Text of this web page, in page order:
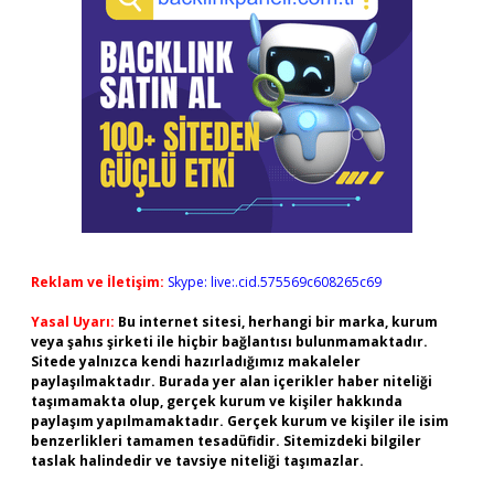
Reklam ve İletişim: Skype: live:.cid.575569c608265c69
Yasal Uyarı: Bu internet sitesi, herhangi bir marka, kurum
veya şahıs şirketi ile hiçbir bağlantısı bulunmamaktadır.
Sitede yalnızca kendi hazırladığımız makaleler
paylaşılmaktadır. Burada yer alan içerikler haber niteliği
taşımamakta olup, gerçek kurum ve kişiler hakkında
paylaşım yapılmamaktadır. Gerçek kurum ve kişiler ile isim
benzerlikleri tamamen tesadüfidir. Sitemizdeki bilgiler
taslak halindedir ve tavsiye niteliği taşımazlar.